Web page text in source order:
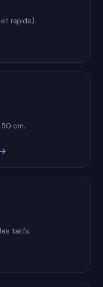
rapide).
cm.
tarifs.